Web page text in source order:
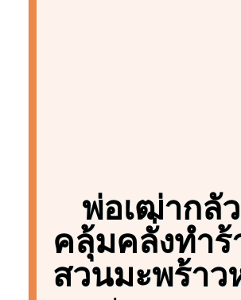
พ่อเฒ่ากลั
คลุ้มคลั่งทำร้
สวนมะพร้าว